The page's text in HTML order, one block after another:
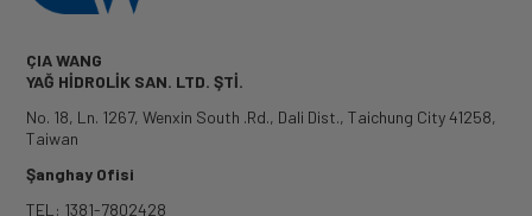
ÇIA WANG
YAĞ HİDROLİK SAN. LTD. ŞTİ.
No. 18, Ln. 1267, Wenxin South .Rd., Dali Dist.,Taichung City41258,
Taiwan
Şanghay Ofisi
TEL: 1381-7802428